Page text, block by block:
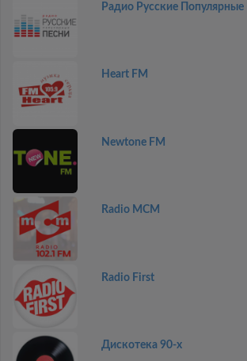
Радио Русские Популярные
Heart FM
Newtone FM
Radio MCM
Radio First
Дискотекa 90-x